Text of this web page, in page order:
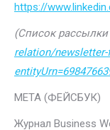
https://
(Список
relation/
МЕТА (ФЕЙСБУК)
Журнал Business